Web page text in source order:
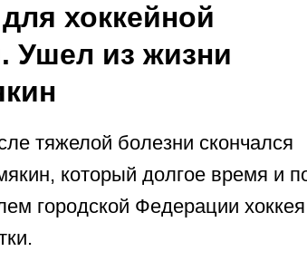
хоккейной
Ушел из жизни
тяжелой болезни скончался
который долгое время и
городской Федерации